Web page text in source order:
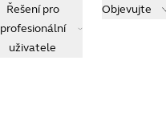
Řešení pro
profesionální
uživatele
Objevujte